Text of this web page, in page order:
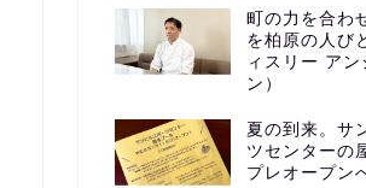
町の力を合わ
を柏原の人び
ィスリー アン
ン）
夏の到来。サ
ツセンターの
プレオープン